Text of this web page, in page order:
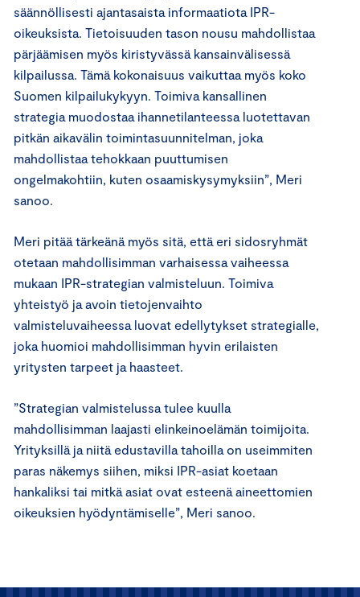
säännöllisesti ajantasaista informaatiota IPR-
oikeuksista. Tietoisuuden tason nousu mahdollistaa
pärjäämisen myös kiristyvässä kansainvälisessä
kilpailussa. Tämä kokonaisuus vaikuttaa myös koko
Suomen kilpailukykyyn. Toimiva kansallinen
strategia muodostaa ihannetilanteessa luotettavan
pitkän aikavälin toimintasuunnitelman, joka
mahdollistaa tehokkaan puuttumisen
ongelmakohtiin, kuten osaamiskysymyksiin”, Meri
sanoo.
Meri pitää tärkeänä myös sitä, että eri sidosryhmät
otetaan mahdollisimman varhaisessa vaiheessa
mukaan IPR-strategian valmisteluun. Toimiva
yhteistyö ja avoin tietojenvaihto
valmisteluvaiheessa luovat edellytykset strategialle,
joka huomioi mahdollisimman hyvin erilaisten
yritysten tarpeet ja haasteet.
”Strategian valmistelussa tulee kuulla
mahdollisimman laajasti elinkeinoelämän toimijoita.
Yrityksillä ja niitä edustavilla tahoilla on useimmiten
paras näkemys siihen, miksi IPR-asiat koetaan
hankaliksi tai mitkä asiat ovat esteenä aineettomien
oikeuksien hyödyntämiselle”, Meri sanoo.